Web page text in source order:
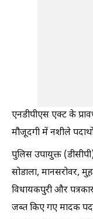
एनडीपीएस एक्ट के
मौजूदगी में नशीले
पुलिस उपायुक्त
सोडाला, मानसरोवर,
विधायकपुरी और पत्रकार
जब्त किए गए मादक